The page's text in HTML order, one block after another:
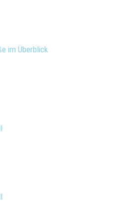
im Überblick